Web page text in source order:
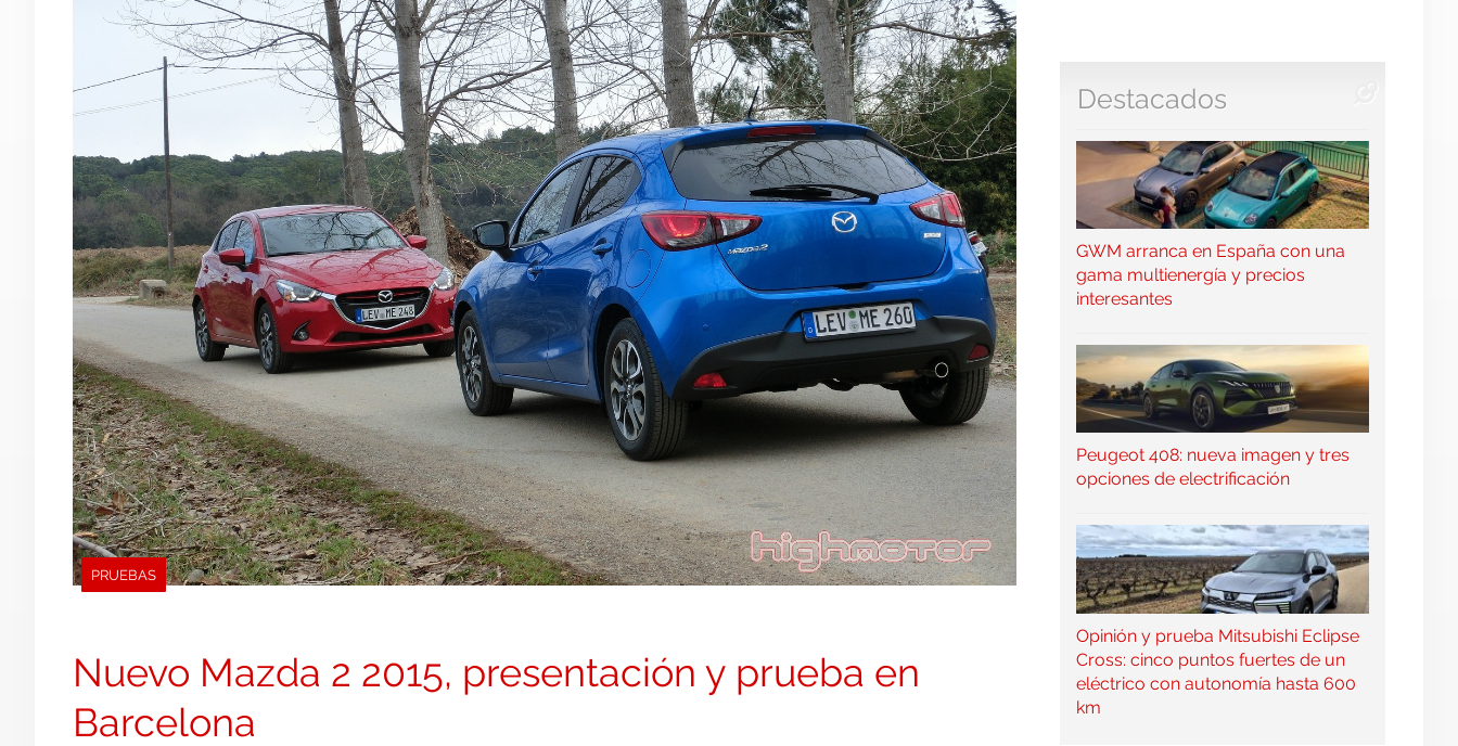
PRUEBAS
Nuevo Mazda 2 2015, presentación y prueba en
Barcelona
Destacados
GWM arranca en España con una
gama multienergía y precios
interesantes
Peugeot 408: nueva imagen y tres
opciones de electrificación
Opinión y prueba Mitsubishi Eclipse
Cross: cinco puntos fuertes de un
eléctrico con autonomía hasta 600
km